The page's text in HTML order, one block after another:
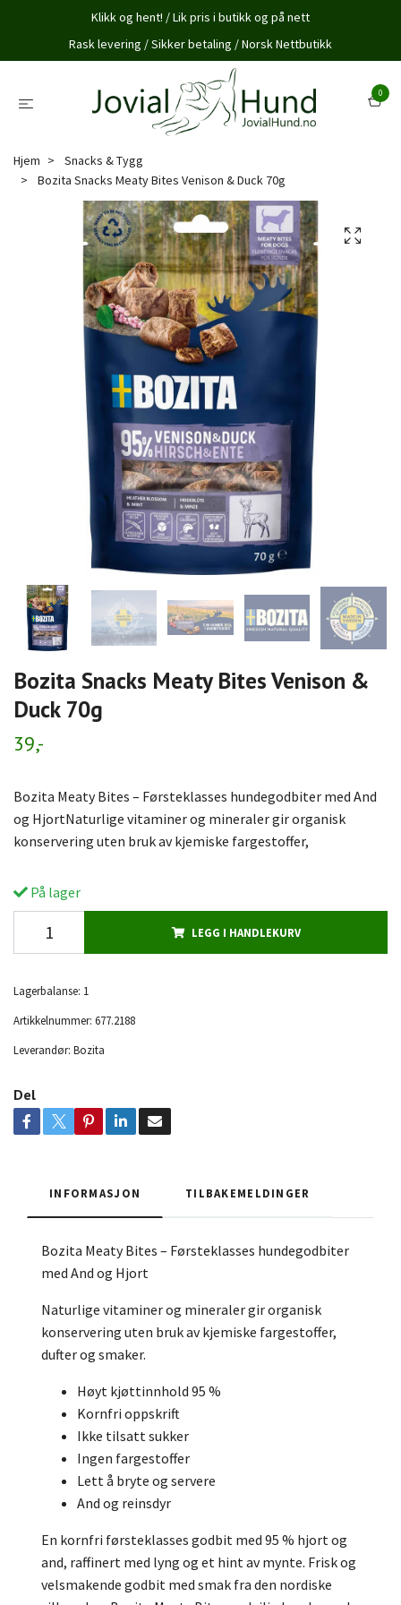
Klikk og hent! / Lik pris i butikk og på nett
Rask levering / Sikker betaling / Norsk Nettbutikk
0
Hjem
Snacks & Tygg
Bozita Snacks Meaty Bites Venison & Duck 70g
Bozita Snacks Meaty Bites Venison &
Duck 70g
39,-
Bozita Meaty Bites – Førsteklasses hundegodbiter med And
og HjortNaturlige vitaminer og mineraler gir organisk
konservering uten bruk av kjemiske fargestoffer,
På lager
LEGG I HANDLEKURV
Lagerbalanse: 1
Artikkelnummer: 677.2188
Leverandør: Bozita
Del
INFORMASJON TILBAKEMELDINGER
Bozita Meaty Bites – Førsteklasses hundegodbiter
med And og Hjort
Naturlige vitaminer og mineraler gir organisk
konservering uten bruk av kjemiske fargestoffer,
dufter og smaker.
Høyt kjøttinnhold 95 %
Kornfri oppskrift
Ikke tilsatt sukker
Ingen fargestoffer
Lett å bryte og servere
And og reinsdyr
En kornfri førsteklasses godbit med 95 % hjort og
and, raffinert med lyng og et hint av mynte. Frisk og
velsmakende godbit med smak fra den nordiske